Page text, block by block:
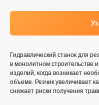
Гидравлический станок для
в монолитном строительстве
изделий, когда возникает
объеме. Резчик увеличивает
снижает риски получения